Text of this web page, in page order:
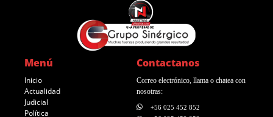
Menú
Inicio
Actualidad
Judicial
Política
Contactanos
Correo electrónico, llama o chatea con
nosotras:
+56 025 452 852